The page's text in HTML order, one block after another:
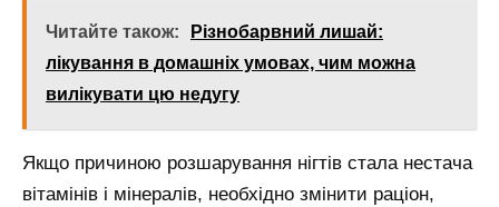
Читайте також:
Різнобарвний лишай:
лікування в домашніх умовах, чим можна
вилікувати цю недугу
Якщо причиною розшарування нігтів стала нестача
вітамінів і мінералів, необхідно змінити раціон,